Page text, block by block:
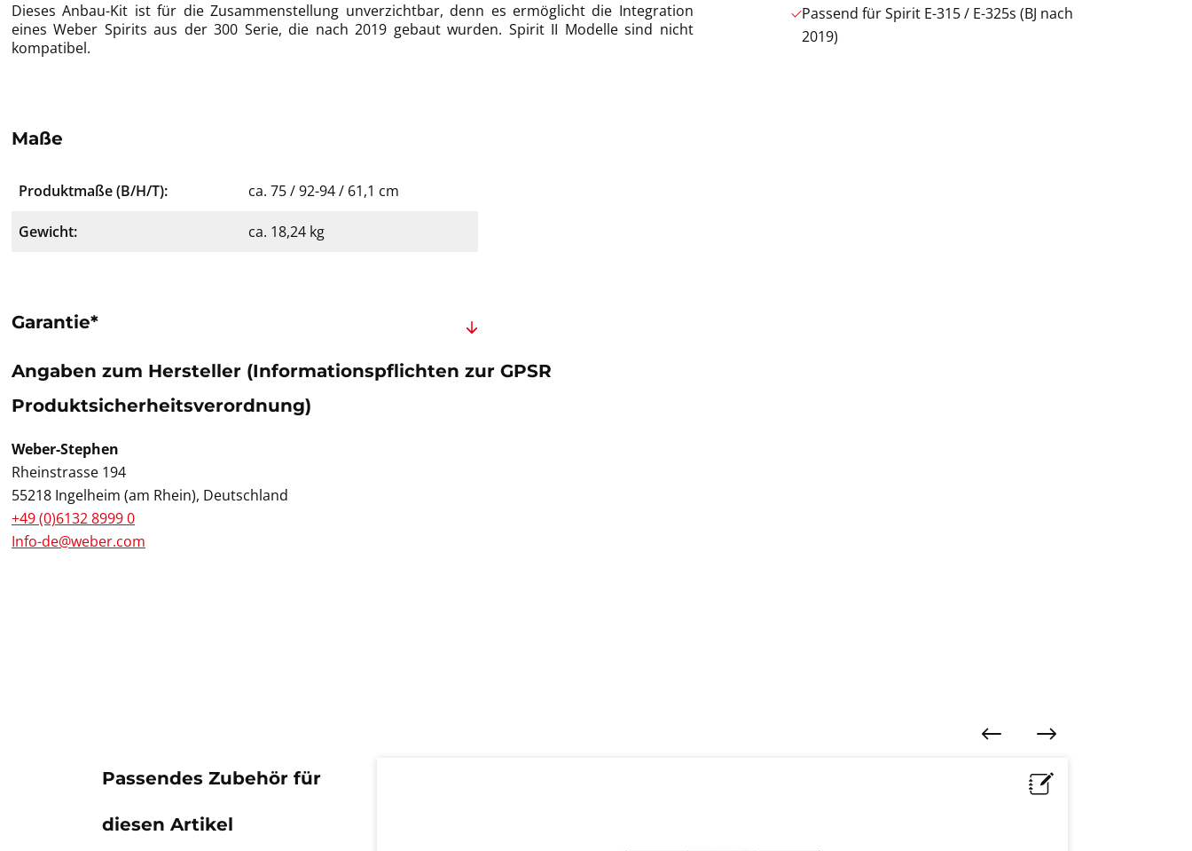
Dieses Anbau-Kit ist für die Zusammenstellung unverzichtbar, denn es ermöglicht die Integration
eines Weber Spirits aus der 300 Serie, die nach 2019 gebaut wurden. Spirit II Modelle sind nicht
kompatibel.
Maße
Produktmaße (B/H/T): ca. 75 / 92-94 / 61,1 cm
Gewicht: ca. 18,24 kg
Garantie*
Passend für Spirit E-315 / E-325s (BJ nach
2019)
Angaben zum Hersteller (Informationspflichten zur GPSR
Produktsicherheitsverordnung)
Weber-Stephen
Rheinstrasse 194
55218 Ingelheim (am Rhein), Deutschland
+49 (0)6132 8999 0
Info-de@weber.com
Passendes Zubehör für
diesen Artikel